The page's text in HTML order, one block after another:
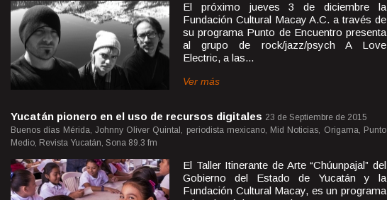
El próximo jueves 3 de diciembre la
Fundación Cultural Macay A.C. a través de
su programa Punto de Encuentro presenta
al grupo de rock/jazz/psych A Love
Electric, a las...
Ver más
Yucatán pionero en el uso de recursos digitales 23 de Septiembre de 2015
Buenos días Mérida, Johnny Oliver Quintal, periodista mexicano, Mid Noticias, Origama, Punto
Medio, Revista Yucatán, Sona 89.3 fm
El Taller Itinerante de Arte “Chúunpajal” del
Gobierno del Estado de Yucatán y la
Fundación Cultural Macay, es un programa